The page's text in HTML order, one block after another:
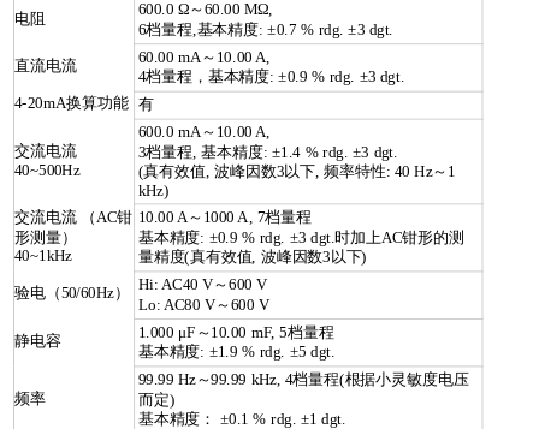
电阻
600.0 Ω～60.00 MΩ,
6档量程,基本精度: ±0.7 % rdg. ±3 dgt.
直流电流
60.00 mA～10.00 A,
4档量程，基本精度: ±0.9 % rdg. ±3 dgt.
4-20mA换算功能 有
交流电流
40~500Hz
600.0 mA～10.00 A,
3档量程, 基本精度: ±1.4 % rdg. ±3 dgt.
(真有效值, 波峰因数3以下, 频率特性: 40 Hz～1
kHz)
交流电流 （AC钳
形测量）
40~1kHz
10.00 A～1000 A, 7档量程
基本精度: ±0.9 % rdg. ±3 dgt.时加上AC钳形的测
量精度(真有效值, 波峰因数3以下)
验电（50/60Hz）
Hi: AC40 V～600 V
Lo: AC80 V～600 V
静电容
1.000 μF～10.00 mF, 5档量程
基本精度: ±1.9 % rdg. ±5 dgt.
频率
99.99 Hz～99.99 kHz, 4档量程(根据小灵敏度电压
而定)
基本精度： ±0.1 % rdg. ±1 dgt.